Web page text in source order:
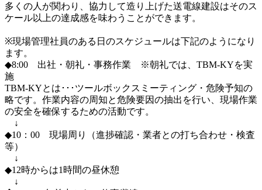
多くの人が関わり、協力して造り上げた送電線建設はそのス
ケール以上の達成感を味わうことができます。
※現場管理社員のある日のスケジュールは下記のようになり
ます。
◆8:00　出社・朝礼・事務作業　※朝礼では、TBM-KYを実
施
TBM-KYとは･･･ツールボックスミーティング・危険予知の
略です。作業内容の周知と危険要因の抽出を行い、現場作業
の安全を確保するための活動です。
↓
◆10：00　現場周り（進捗確認・業者との打ち合わせ・検査
等）
↓
◆12時からは1時間の昼休憩
↓